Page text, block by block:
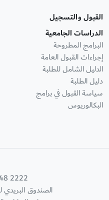
القبول والتسجيل
الدراسات الجامعية
البرامج المطروحة
إجراءات القبول العامة
الدليل الشامل للطلبة
دليل الطلبة
سياسة القبول في برامج
البكالوريوس
2222
الصندوق البريدي